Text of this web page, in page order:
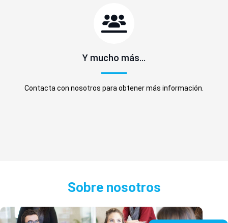
Y mucho más…
Contacta con nosotros para obtener más información.
Sobre nosotros